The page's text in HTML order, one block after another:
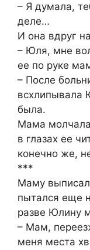
– Я думала,
деле…
И она вдруг
– Юля, мне
ее по руке
– После
всхлипывала
была.
Мама
в глазах ее
конечно же,
***
Маму
пытался еще
разве Юлину
– Мам,
меня места